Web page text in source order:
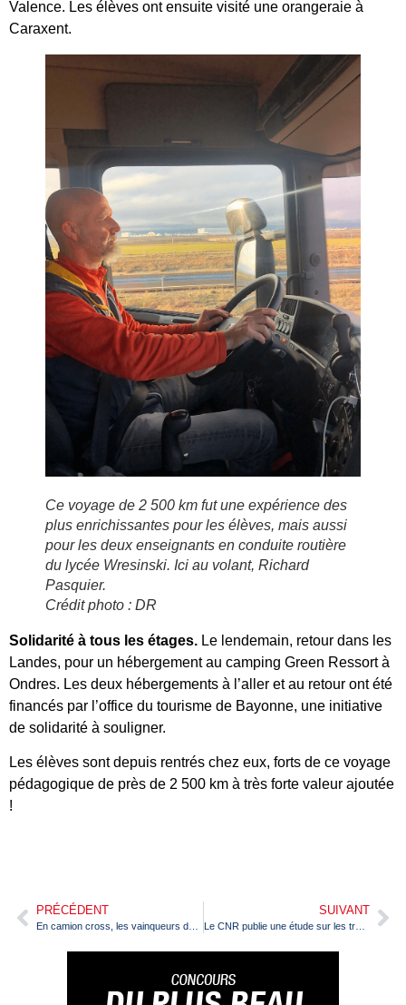
Valence. Les élèves ont ensuite visité une orangeraie à
Caraxent.
Ce voyage de 2 500 km fut une expérience des
plus enrichissantes pour les élèves, mais aussi
pour les deux enseignants en conduite routière
du lycée Wresinski. Ici au volant, Richard
Pasquier.
Crédit photo : DR
Solidarité à tous les étages. Le lendemain, retour dans les
Landes, pour un hébergement au camping Green Ressort à
Ondres. Les deux hébergements à l’aller et au retour ont été
financés par l’office du tourisme de Bayonne, une initiative
de solidarité à souligner.
Les élèves sont depuis rentrés chez eux, forts de ce voyage
pédagogique de près de 2 500 km à très forte valeur ajoutée
!
PRÉCÉDENT SUIVANT
Le CNR publie une étude sur les tracteurs B100 exclusif